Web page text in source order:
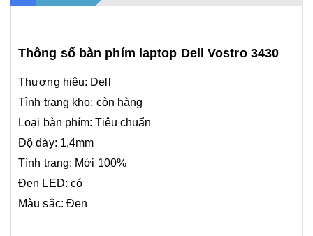
Thông số bàn phím laptop Dell Vostro 3430
Thương hiệu: Dell
Tình trang kho: còn hàng
Loại bàn phím: Tiêu chuẩn
Độ dày: 1,4mm
Tình trạng: Mới 100%
Đen LED: có
Màu sắc: Đen